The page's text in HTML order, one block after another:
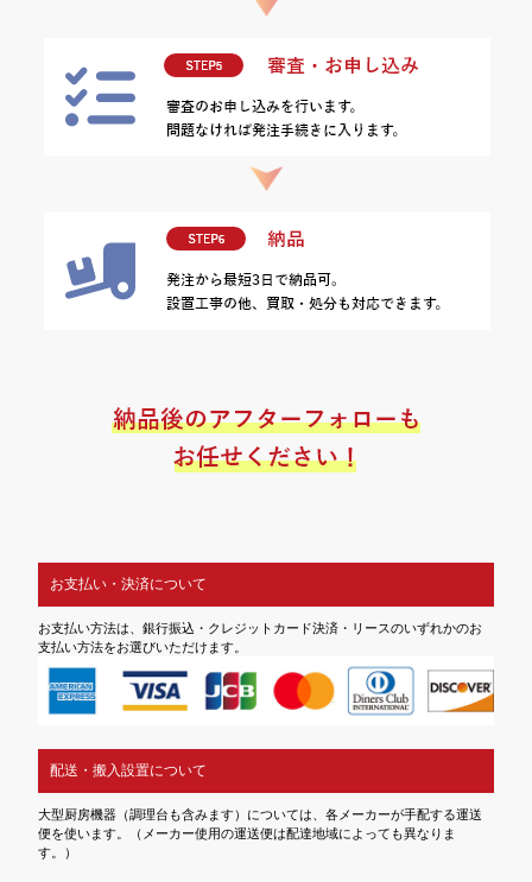
お支払い・決済について
お支払い方法は、銀行振込・クレジットカード決済・リースのいずれかのお
支払い方法をお選びいただけます。
配送・搬入設置について
大型厨房機器（調理台も含みます）については、各メーカーが手配する運送
便を使います。（メーカー使用の運送便は配達地域によっても異なりま
す。）